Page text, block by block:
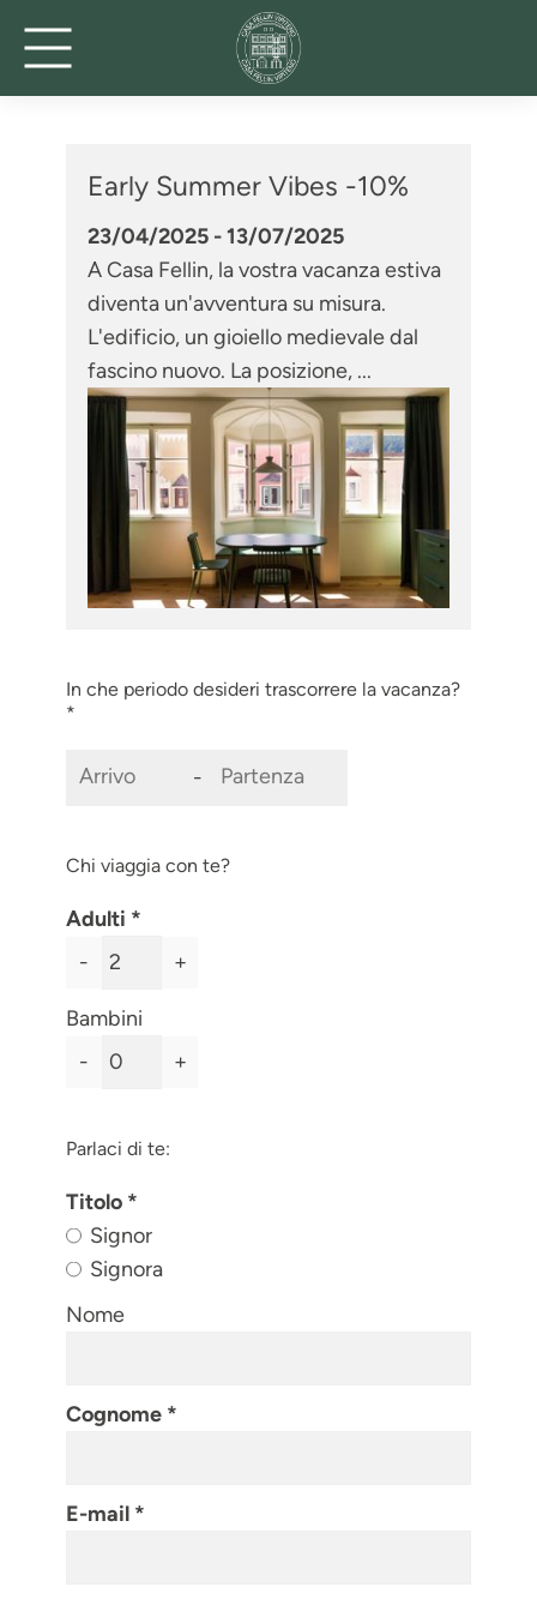
Early Summer Vibes -10%
23/04/2025 - 13/07/2025
A Casa Fellin, la vostra vacanza estiva
diventa un'avventura su misura.
L'edificio, un gioiello medievale dal
fascino nuovo. La posizione, ...
In che periodo desideri trascorrere la vacanza?
*
-
Chi viaggia con te?
Adulti
-
+
Bambini
-
+
Parlaci di te:
Titolo
Signor
Signora
Nome
Cognome
E-mail